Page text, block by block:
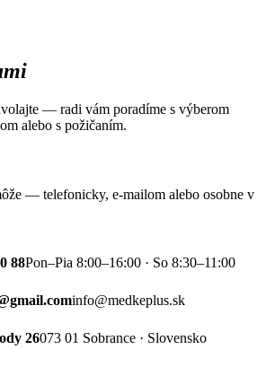
— radi vám poradíme s výberom
alebo s požičaním.
— telefonicky, e-mailom alebo osobne v
88Pon–Pia 8:00–16:00 · So 8:30–11:00
info@medkeplus.sk
26073 01 Sobrance · Slovensko